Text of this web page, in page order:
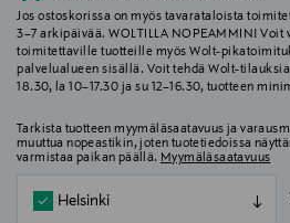
Jos ostoskorissa on myös tavarataloista
3–7 arkipäivää. WOLTILLA NOPEAMMIN!
toimitettaville tuotteille myös Wolt-
palvelualueen sisällä. Voit tehdä Wolt-
18.30, la 10–17.30 ja su 12–16.30, tuotteen
Tarkista tuotteen myymäläsaatavuus ja
muuttua nopeastikin, joten tuotetiedoissa
varmistaa paikan päällä. Myymäläsaatavuus
Helsinki